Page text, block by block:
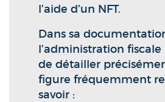
l’aide d’un NFT.
Dans sa
l’administration fiscale
de détailler
figure fréquemment
savoir :